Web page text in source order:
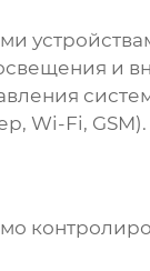
и
Wi-Fi, GSM).